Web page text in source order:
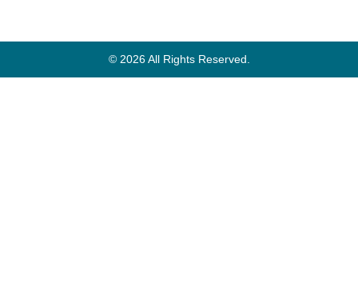
© 2026 All Rights Reserved.